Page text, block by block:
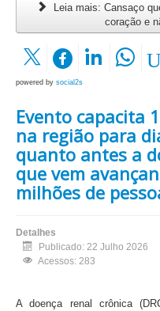
Leia mais: Cansaço
coração e
powered by social2s
Evento capacita
na região para
quanto antes a
que vem
milhões de
Detalhes
Publicado: 22 Julho 2026
Acessos: 283
A doença renal crônica